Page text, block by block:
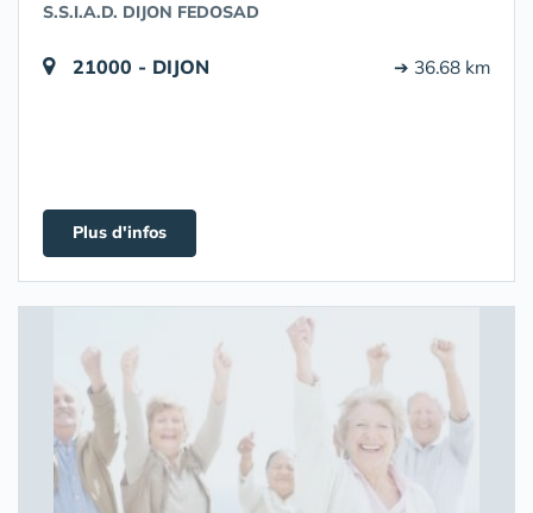
S.S.I.A.D. DIJON FEDOSAD
21000 - DIJON ➔ 36.68 km
Plus d'infos